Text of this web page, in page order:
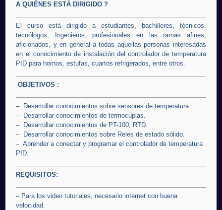
A QUIÉNES ESTÁ DIRIGIDO ?
El curso está dirigido a estudiantes, bachilleres, técnicos,
tecnólogos, Ingenieros, profesionales en las ramas afines,
aficionados, y en general a todas aquellas personas interesadas
en el conocimiento de instalación del controlador de temperatura
PID para hornos, estufas, cuartos refrigerados, entre otros.
OBJETIVOS :
– Desarrollar conocimientos sobre sensores de temperatura.
– Desarrollar conocimientos de termocuplas.
– Desarrollar conocimientos de PT-100, RTD.
– Desarrollar conocimientos sobre Reles de estado sólido.
– Aprender a conectar y programar el controlador de temperatura
PID.
REQUISITOS:
– Para los video tutoriales, necesario internet con buena
velocidad.